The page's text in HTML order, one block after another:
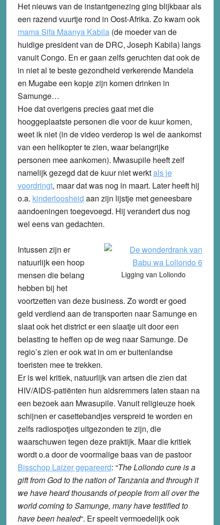
Het nieuws van de instantgenezing ging blijkbaar als
een razend vuurtje rond in Oost-Afrika. Zo kwam ook
mama Sifa Maanya Kabila (de moeder van de
huidige president van de DRC, Joseph Kabila) langs
vanuit Congo. En er gaan zelfs geruchten dat ook de
in niet al te beste gezondheid verkerende Mandela
en Mugabe een kopje zijn komen drinken in
Samunge…
Hoe dat overigens precies gaat met die
hooggeplaatste personen die voor de kuur komen,
weet ik niet (in de video verderop is wel de aankomst
van een helikopter te zien, waar belangrijke
personen mee aankomen). Mwasupile heeft zelf
namelijk gezegd dat de kuur niet werktals je
voordringt, maar dat was nog in maart. Later heeft hij
o.a. kinderloosheid aan zijn lijstje met geneesbare
aandoeningen toegevoegd. Hij verandert dus nog
wel eens van gedachten.
Ligging van Loliondo
Intussen zijn er
natuurlijk een hoop
mensen die belang
hebben bij het
voortzetten van deze business. Zo wordt er goed
geld verdiend aan de transporten naar Samunge en
slaat ook het district er een slaatje uit door een
belasting te heffen op de weg naar Samunge. De
regio’s zien er ook wat in om er buitenlandse
toeristen mee te trekken.
Er is wel kritiek, natuurlijk van artsen die zien dat
HIV/AIDS-patiënten hun aidsremmers laten staan na
een bezoek aan Mwasupile. Vanuit religieuze hoek
schijnen er casettebandjes verspreid te worden en
zelfs radiospotjes uitgezonden te zijn, die
waarschuwen tegen deze praktijk. Maar die kritiek
wordt o.a door de voormalige baas van de pastoor
Bisschop Laizer gepareerd: “The Loliondo cure is a
gift from God to the nation of Tanzania and through it
we have heard thousands of people from all over the
world coming to Samunge, many have testified to
have been healed“. Er speelt vermoedelijk ook